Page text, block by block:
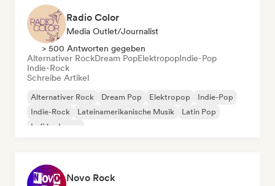
Radio Color
Media Outlet/Journalist
> 500 Antworten gegeben
Alternativer RockDream PopElektropopIndie-Pop
Indie-Rock
Schreibe Artikel
Alternativer Rock Dream Pop Elektropop
Indie-Pop
Indie-Rock
Lateinamerikanische Musik
Latin Pop
Lofi bedroom
Novo Rock